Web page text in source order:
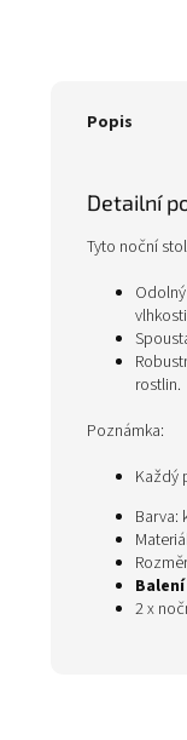
Popis
Detailní
Tyto noční
rostlin.
Poznámka:
Každý
Barva:
2 x